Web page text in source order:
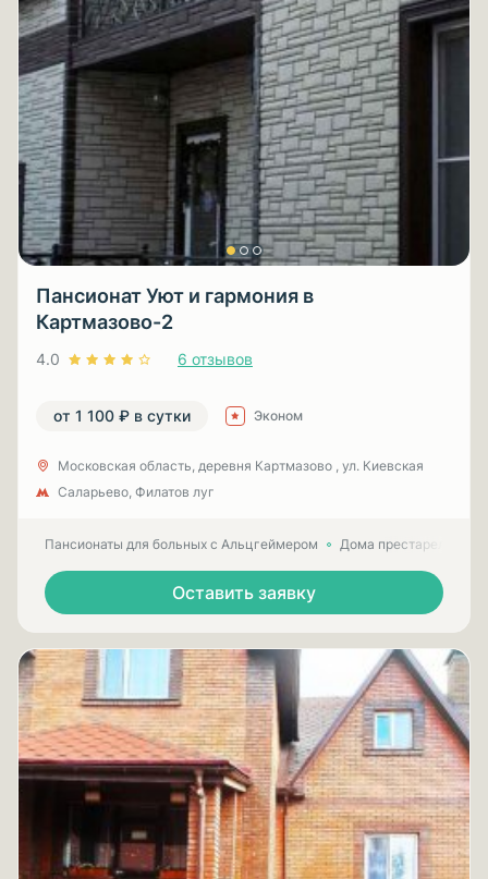
Пансионат Уют и гармония в
Картмазово-2
4.0 6 отзывов
от 1 100 ₽ в сутки Эконом
Московская область, деревня Картмазово , ул. Киевская
Саларьево, Филатов луг
Пансионаты для больных с Альцгеймером Дома престарелых
Оставить заявку